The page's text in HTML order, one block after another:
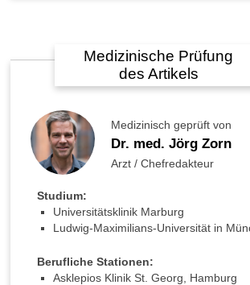
Medizinische Prüfung
des Artikels
Medizinisch geprüft von
Dr. med. Jörg Zorn
Arzt / Chefredakteur
Studium:
Universitätsklinik Marburg
Ludwig-Maximilians-Universität in
Berufliche Stationen:
Asklepios Klinik St. Georg, Hamburg